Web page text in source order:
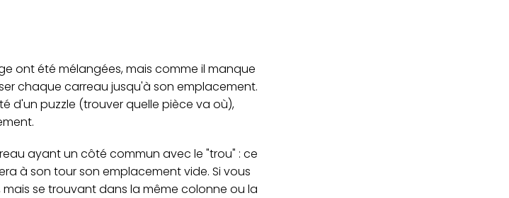
ont été mélangées, mais comme il manque
chaque carreau jusqu'à son emplacement.
d'un puzzle (trouver quelle pièce va où),
ayant un côté commun avec le "trou" : ce
à son tour son emplacement vide. Si vous
se trouvant dans la même colonne ou la